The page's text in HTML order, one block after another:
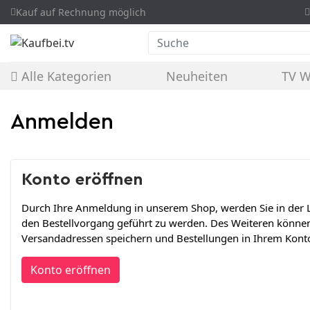
Kauf auf Rechnung möglich
Suche
Alle Kategorien Neuheiten TV
Anmelden
Konto eröffnen
Durch Ihre Anmeldung in unserem Shop, werden Sie in der
den Bestellvorgang geführt zu werden. Des Weiteren
Versandadressen speichern und Bestellungen in Ihrem
Konto eröffnen